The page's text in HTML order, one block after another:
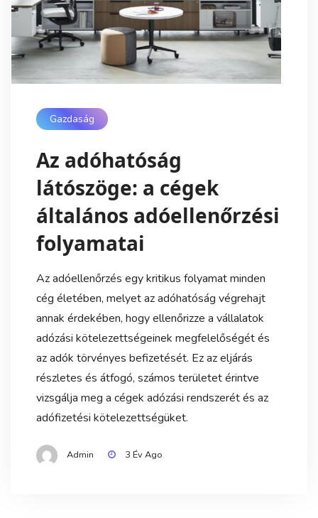
Gazdaság
Az adóhatóság
látószöge: a cégek
általános adóellenőrzési
folyamatai
Az adóellenőrzés egy kritikus folyamat minden
cég életében, melyet az adóhatóság végrehajt
annak érdekében, hogy ellenőrizze a vállalatok
adózási kötelezettségeinek megfelelőségét és
az adók törvényes befizetését. Ez az eljárás
részletes és átfogó, számos területet érintve
vizsgálja meg a cégek adózási rendszerét és az
adófizetési kötelezettségüket.
Admin 3 Év Ago